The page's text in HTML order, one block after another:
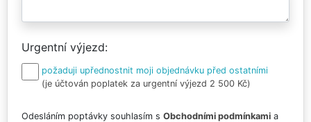
Urgentní výjezd
požaduji upřednostnit moji objednávku před ostatními
(je účtován poplatek za urgentní výjezd 2 500 Kč)
Odesláním poptávky souhlasím s Obchodními podmínkami a